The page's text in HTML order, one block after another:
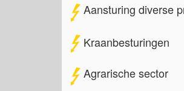
Aansturing diverse
Kraanbesturingen
Agrarische sector